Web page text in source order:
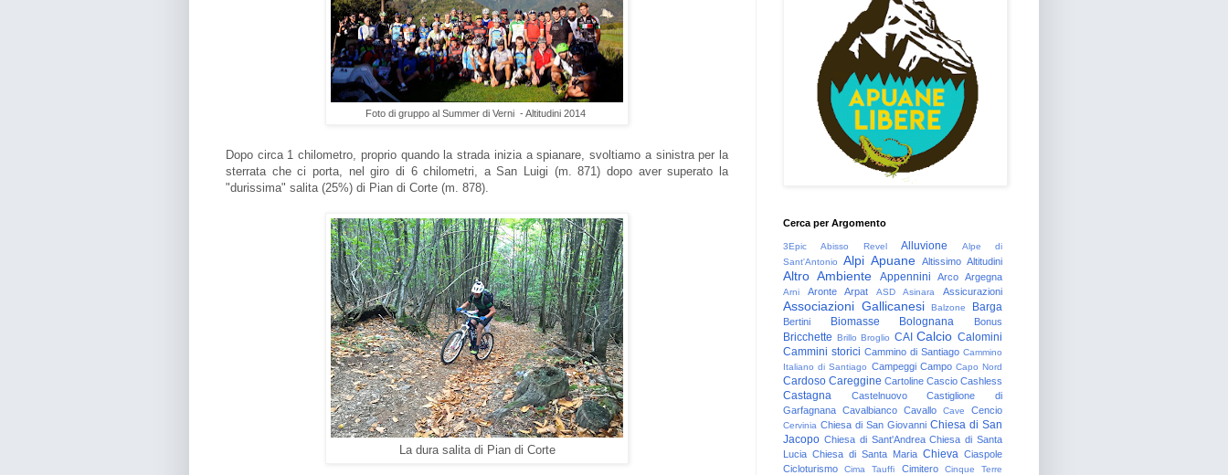
Foto di gruppo al Summer di Verni - Altitudini 2014
Dopo circa 1 chilometro, proprio quando la strada inizia a spianare, svoltiamo a sinistra per la
sterrata che ci porta, nel giro di 6 chilometri, a San Luigi (m. 871) dopo aver superato la
"durissima" salita (25%) di Pian di Corte (m. 878).
La dura salita di Pian di Corte
Cerca per Argomento
3Epic Abisso Revel Alluvione
Alpe di
Sant'Antonio
Alpi Apuane Altissimo Altitudini
Altro Ambiente Appennini Arco Argegna
Arni Aronte Arpat ASD Asinara Assicurazioni
Associazioni Gallicanesi Balzone Barga
Bertini Biomasse Bolognana Bonus
Bricchette Brillo Broglio CAI Calcio Calomini
Cammini storici Cammino di Santiago Cammino
Italiano di Santiago Campeggi Campo Capo Nord
Cardoso Careggine Cartoline Cascio Cashless
Castagna Castelnuovo
Castiglione di
Garfagnana Cavalbianco Cavallo Cave Cencio
Cervinia Chiesa di San Giovanni Chiesa di San
Jacopo Chiesa di Sant'Andrea Chiesa di Santa
Lucia Chiesa di Santa Maria Chieva Ciaspole
Cicloturismo
Cima Tauffi Cimitero
Cinque Terre